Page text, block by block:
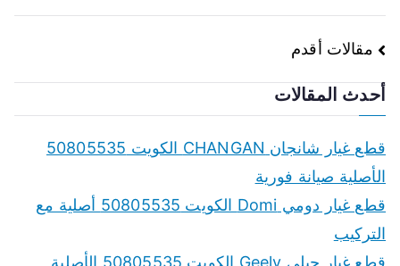
تصفّح
المقالات
مقالات أقدم
أحدث المقالات
قطع غيار شانجان CHANGAN الكويت 50805535
الأصلية صيانة فورية
قطع غيار دومي Domi الكويت 50805535 أصلية مع
التركيب
قطع غيار جيلي Geely الكويت 50805535 الأصلية